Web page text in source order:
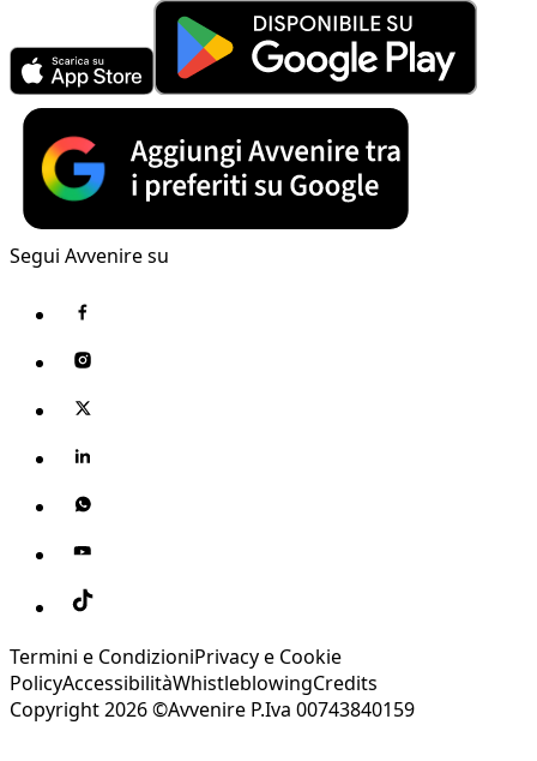
Segui Avvenire su
Termini e CondizioniPrivacy e Cookie
PolicyAccessibilitàWhistleblowingCredits
Copyright 2026 ©Avvenire P.Iva 00743840159